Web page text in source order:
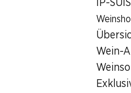
IP-
Wein-
Mmmh
servierfertig, Herkunft siehe